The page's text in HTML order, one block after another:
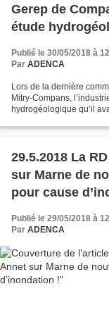
Gerep de
étude
remercions.
Publié le 30/05/2018 à
Par ADENCA
Lors de la dernière
Mitry-Compans,
hydrogéologique qu’il
29.5.2018 La
sur Marne de
pour cause
Publié le 29/05/2018 à
Par ADENCA